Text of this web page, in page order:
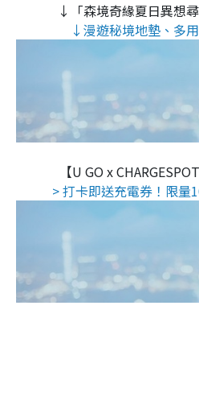
↓「森境奇緣夏日異想
↓漫遊秘境地墊、多
【U GO x
> 打卡即送充電券！限量